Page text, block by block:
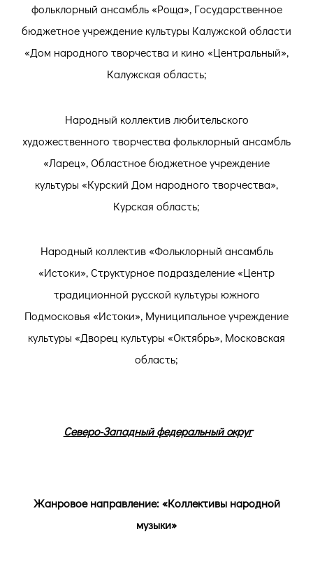
фольклорный ансамбль «Роща», Государственное
бюджетное учреждение культуры Калужской области
«Дом народного творчества и кино «Центральный»,
Калужская область;
Народный коллектив любительского
художественного творчества фольклорный ансамбль
«Ларец», Областное бюджетное учреждение
культуры «Курский Дом народного творчества»,
Курская область;
Народный коллектив «Фольклорный ансамбль
«Истоки», Структурное подразделение «Центр
традиционной русской культуры южного
Подмосковья «Истоки», Муниципальное учреждение
культуры «Дворец культуры «Октябрь», Московская
область;
Северо-Западный федеральный округ
Жанровое направление: «Коллективы народной
музыки»